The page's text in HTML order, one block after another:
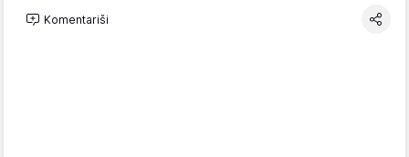
Komentariši